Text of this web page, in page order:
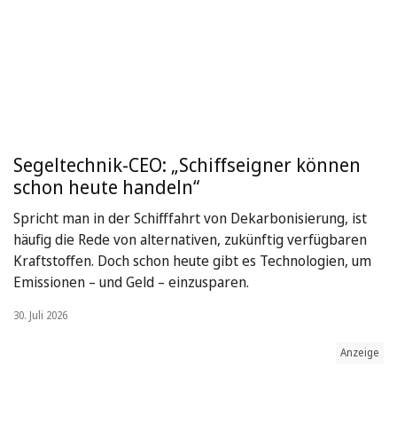
Segeltechnik-CEO: „Schiffseigner können
schon heute handeln“
Spricht man in der Schifffahrt von Dekarbonisierung, ist
häufig die Rede von alternativen, zukünftig verfügbaren
Kraftstoffen. Doch schon heute gibt es Technologien, um
Emissionen – und Geld – einzusparen.
30. Juli 2026
Anzeige